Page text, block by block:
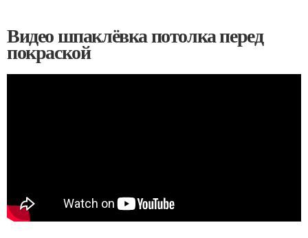
Видео шпаклёвка потолка перед
покраской